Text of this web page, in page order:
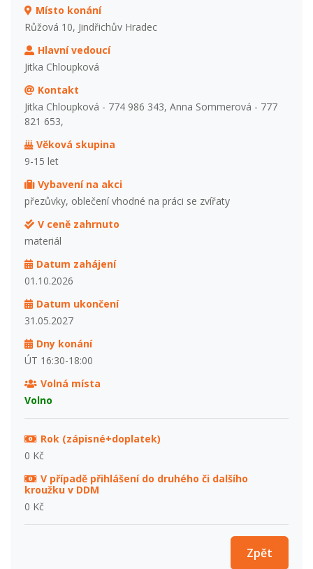
Místo konání
Růžová 10, Jindřichův Hradec
Hlavní vedoucí
Jitka Chloupková
Kontakt
Jitka Chloupková - 774 986 343, Anna Sommerová - 777
821 653,
Věková skupina
9-15 let
Vybavení na akci
přezůvky, oblečení vhodné na práci se zvířaty
V ceně zahrnuto
materiál
Datum zahájení
01.10.2026
Datum ukončení
31.05.2027
Dny konání
ÚT 16:30-18:00
Volná místa
Volno
Rok (zápisné+doplatek)
0 Kč
V případě přihlášení do druhého či dalšího
kroužku v DDM
0 Kč
Zpět